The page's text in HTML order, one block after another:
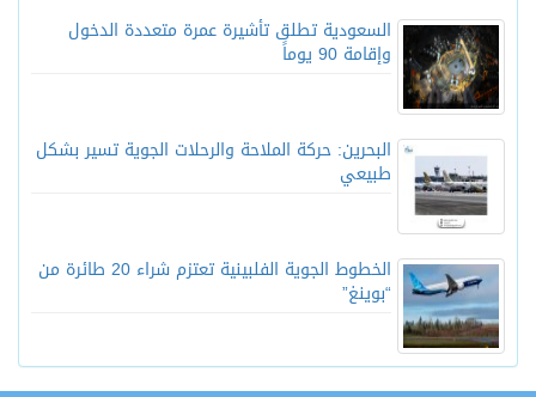
السعودية تطلق تأشيرة عمرة متعددة الدخول
وإقامة 90 يوماً
البحرين: حركة الملاحة والرحلات الجوية تسير بشكل
طبيعي
الخطوط الجوية الفلبينية تعتزم شراء 20 طائرة من
“بوينغ”